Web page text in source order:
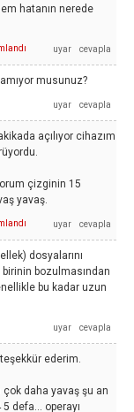
hatanın nerede
musunuz?
açılıyor cihazım
çizginin 15
yavaş.
dosyalarını
bozulmasından
bu kadar uzun
ederim.
daha yavaş şu an
defa... operayı